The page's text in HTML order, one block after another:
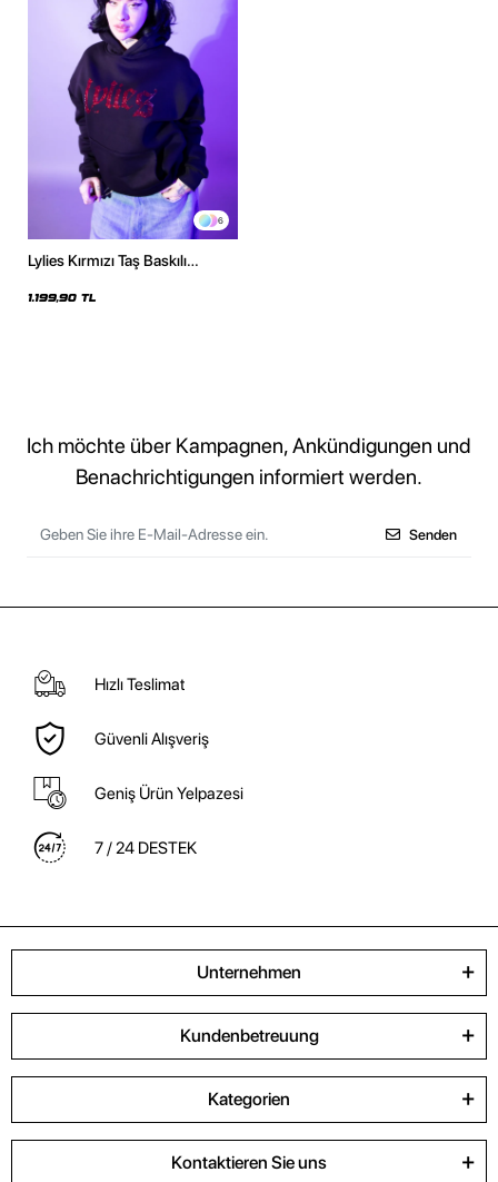
6
Lylies Kırmızı Taş Baskılı
1.199,90 TL
Ich möchte über Kampagnen, Ankündigungen und
Benachrichtigungen informiert werden.
Senden
Hızlı Teslimat
Güvenli Alışveriş
Geniş Ürün Yelpazesi
7 / 24 DESTEK
Unternehmen
Kundenbetreuung
Kategorien
Kontaktieren Sie uns